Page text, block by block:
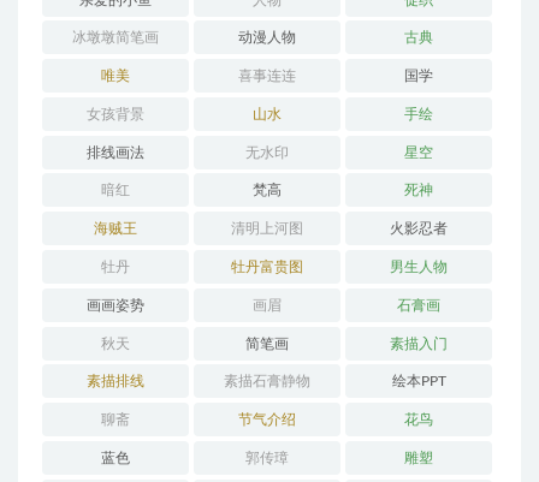
冰墩墩简笔画 动漫人物 古典
唯美 喜事连连 国学
女孩背景 山水 手绘
排线画法 无水印 星空
暗红 梵高 死神
海贼王 清明上河图 火影忍者
牡丹 牡丹富贵图 男生人物
画画姿势 画眉 石膏画
秋天 简笔画 素描入门
素描排线 素描石膏静物 绘本PPT
聊斋 节气介绍 花鸟
蓝色 郭传璋 雕塑